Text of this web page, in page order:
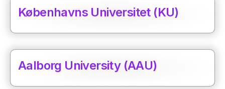
Københavns Universitet (KU)
Aalborg University (AAU)